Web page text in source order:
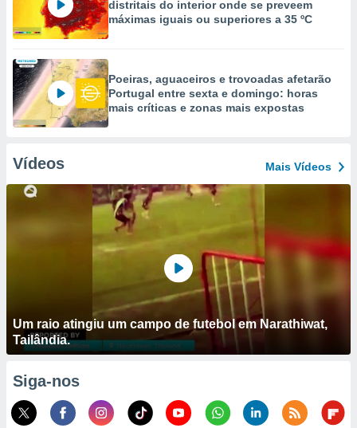
distritais do interior onde se preveem
máximas iguais ou superiores a 35 ºC
Poeiras, aguaceiros e trovoadas afetarão
Portugal entre sexta e domingo: horas
mais críticas e zonas mais expostas
Vídeos Mais Vídeos
Um raio atingiu um campo de futebol em Narathiwat,
Tailândia.
Siga-nos